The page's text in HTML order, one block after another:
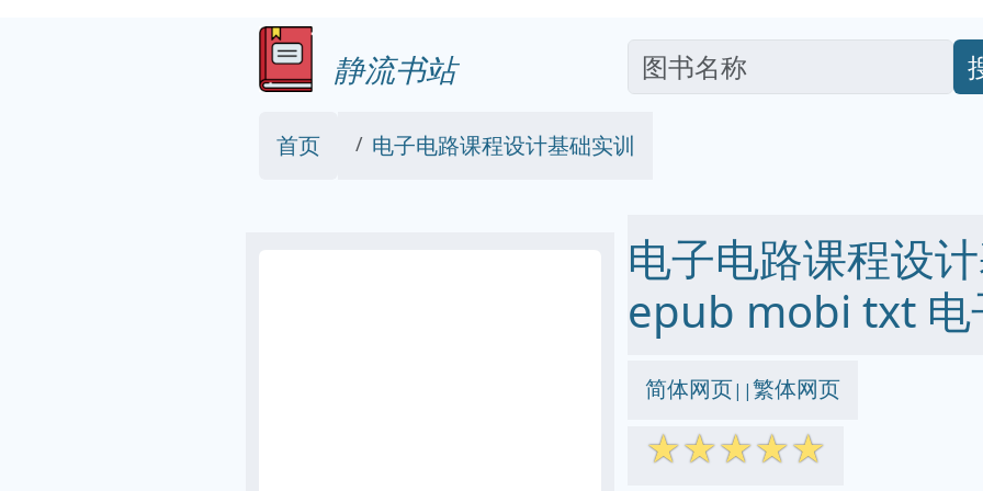
静流书站
首页 电子电路课程设计基础实训
电子电路课程设
epub mobi txt 电
简体网页||繁体网页
☆☆☆☆☆